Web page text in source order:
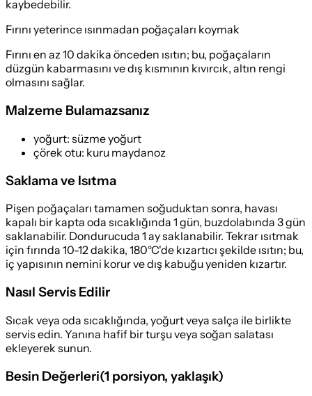
kaybedebilir.
Fırını yeterince ısınmadan poğaçaları koymak
Fırını en az 10 dakika önceden ısıtın; bu, poğaçaların
düzgün kabarmasını ve dış kısmının kıvırcık, altın rengi
olmasını sağlar.
Malzeme Bulamazsanız
yoğurt: süzme yoğurt
çörek otu: kuru maydanoz
Saklama ve Isıtma
Pişen poğaçaları tamamen soğuduktan sonra, havası
kapalı bir kapta oda sıcaklığında 1 gün, buzdolabında 3 gün
saklanabilir. Dondurucuda 1 ay saklanabilir. Tekrar ısıtmak
için fırında 10-12 dakika, 180°C'de kızartıcı şekilde ısıtın; bu,
iç yapısının nemini korur ve dış kabuğu yeniden kızartır.
Nasıl Servis Edilir
Sıcak veya oda sıcaklığında, yoğurt veya salça ile birlikte
servis edin. Yanına hafif bir turşu veya soğan salatası
ekleyerek sunun.
Besin Değerleri(1 porsiyon, yaklaşık)